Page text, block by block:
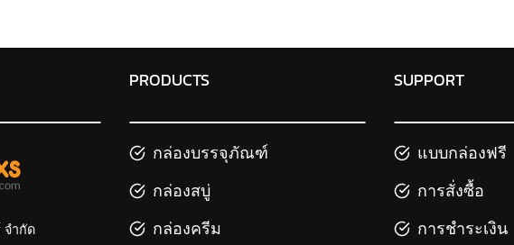
จำกัด
PRODUCTS
กล่องบรรจุภัณฑ์
กล่องสบู่
กล่องครีม
SUPPORT
แบบกล่องฟรี
การสั่งซื้อ
การชำระเงิน